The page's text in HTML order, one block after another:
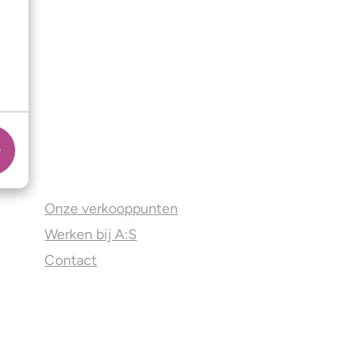
Onze verkooppunten
Werken bij A:S
Contact